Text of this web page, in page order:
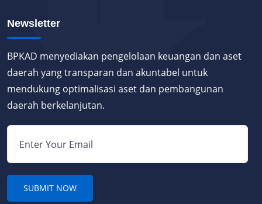
Newsletter
BPKAD menyediakan pengelolaan keuangan dan aset
daerah yang transparan dan akuntabel untuk
mendukung optimalisasi aset dan pembangunan
daerah berkelanjutan.